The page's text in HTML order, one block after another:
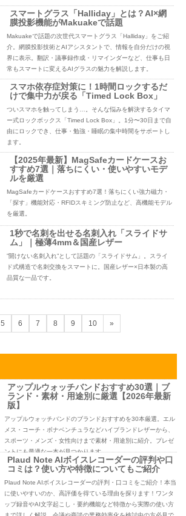
スマートグラス「Halliday」とは？AI×網
膜投影機能がMakuakeで話題
Makuakeで話題の次世代スマートグラス「Halliday」をご紹
介。網膜投影技術とAIアシスタントで、情報を自分だけの視
界に表示。翻訳・議事録作成・リマインダーなど、仕事も日
常もスマートに変えるAIグラスの魅力を解説します。
スマホ依存症対策に！1時間ロックするだ
けで集中力が戻る「Timed Lock Box」
ついスマホを触ってしまう…。そんな悩みを解決するタイマ
ー式ロックボックス「Timed Lock Box」。1分〜30日まで自
由にロックでき、仕事・勉強・睡眠の集中時間をサポートし
ます。
【2025年最新】MagSafeカードケースお
すすめ7選｜落ちにくい・使いやすいモデ
ルを厳選
MagSafeカードケースおすすめ7選！落ちにくい強力磁力・
「探す」機能対応・RFIDスキミング防止など、高機能モデル
を厳選。
1秒で名刺を出せる名刺入れ「スライドサ
ム」｜極薄4mm＆国産レザー
”開けない名刺入れ”として話題の「スライドサム」。スライ
ド式構造で名刺交換をスマートに。国産レザー×日本製の高
品質な一品です。
5 6 7 8 9 10 »
アップルウォッチバンドおすすめ30選｜ブ
ランド・素材・用途別に厳選【2026年最新
版】
アップルウォッチバンドのブランドおすすめを30本厳選。エル
メス・コーチ・ボナベンチュラなどハイブランドレザーから、
スポーツ・メンズ・女性向けまで素材・用途別に紹介。プレゼ
ントにも最適な一本が見つかります。
Plaud Note AIボイスレコーダーの評判や口
コミは？使い方や特徴についてもご紹介
Plaud Note AIボイスレコーダーの評判・口コミをご紹介！本当
に使いやすいのか、高評価を得ている理由を探ります！ワンタ
ップ録音やAI文字起こし・要約機能など特徴から実際の使い方